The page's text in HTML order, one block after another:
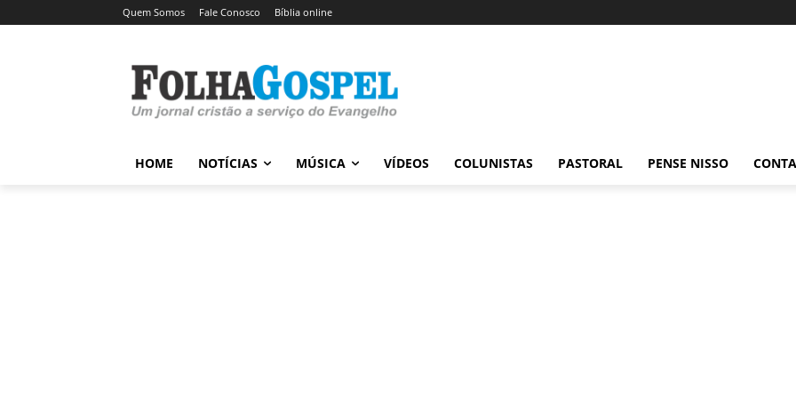
Quem Somos Fale Conosco Bíblia online
HOME NOTÍCIAS MÚSICA VÍDEOS COLUNISTAS PASTORAL PENSE NISSO